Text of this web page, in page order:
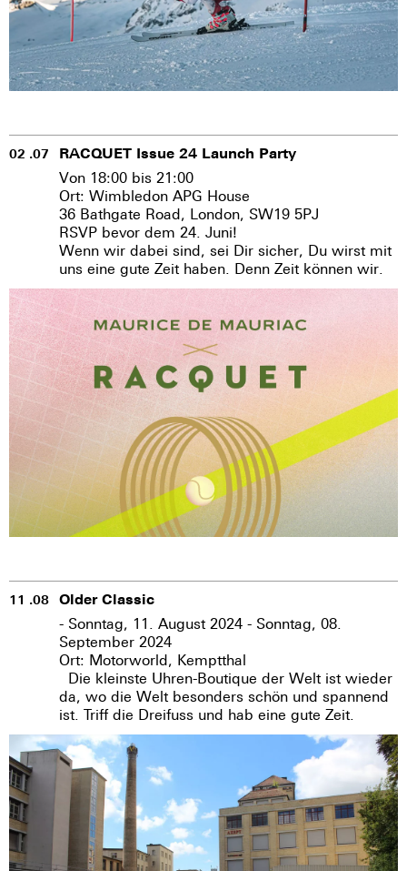
02 .07 RACQUET Issue 24 Launch Party
Von 18:00 bis 21:00
Ort: Wimbledon APG House
36 Bathgate Road, London, SW19 5PJ
RSVP bevor dem 24. Juni!
Wenn wir dabei sind, sei Dir sicher, Du wirst mit
uns eine gute Zeit haben. Denn Zeit können wir.
11 .08 Older Classic
- Sonntag, 11. August 2024 - Sonntag, 08.
September 2024
Ort: Motorworld, Kemptthal
Die kleinste Uhren-Boutique der Welt ist wieder
da, wo die Welt besonders schön und spannend
ist. Triff die Dreifuss und hab eine gute Zeit.